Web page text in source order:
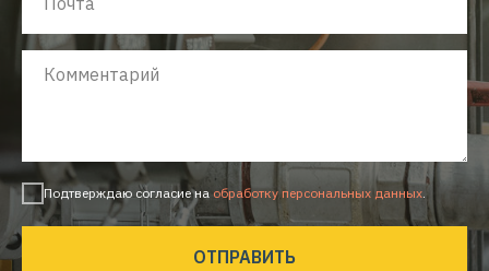
Подтверждаю согласие на обработку персональных данных.
ОТПРАВИТЬ